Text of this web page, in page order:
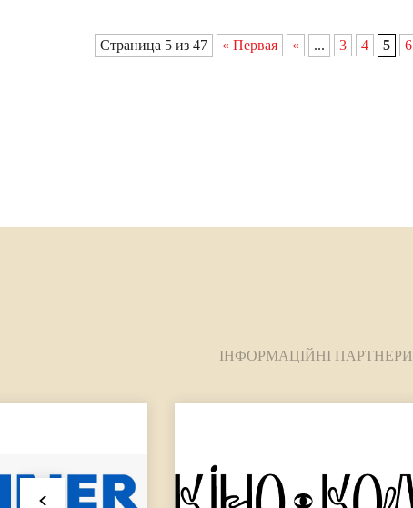
Страница 5 из 47 « Первая « ... 3 4 5 6
ІНФОРМАЦІЙНІ ПАРТНЕРИ